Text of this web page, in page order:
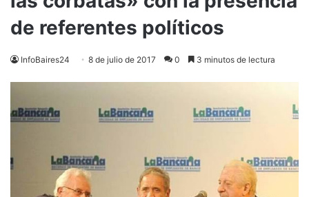
de referentes políticos
InfoBaires24 8 de julio de 2017 0 3 minutos de lectura